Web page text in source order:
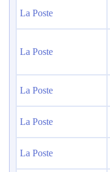
La Poste
La Poste
La Poste
La Poste
La Poste